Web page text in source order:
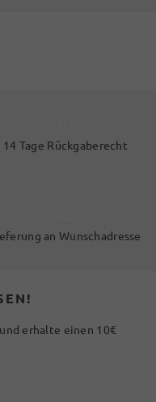
14 Tage Rückgaberecht
an Wunschadresse
erhalte einen 10€